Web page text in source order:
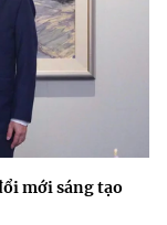
mới sáng tạo